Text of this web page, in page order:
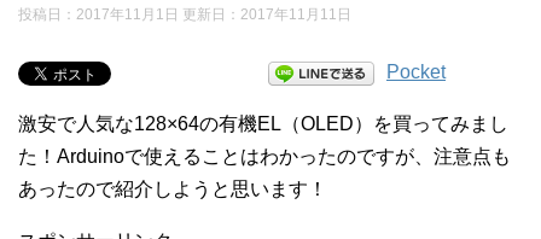
投稿日：2017年11月1日 更新日： 2017年11月11日
Pocket
激安で人気な128×64の有機EL（OLED）を買ってみまし
た！Arduinoで使えることはわかったのですが、注意点も
あったので紹介しようと思います！